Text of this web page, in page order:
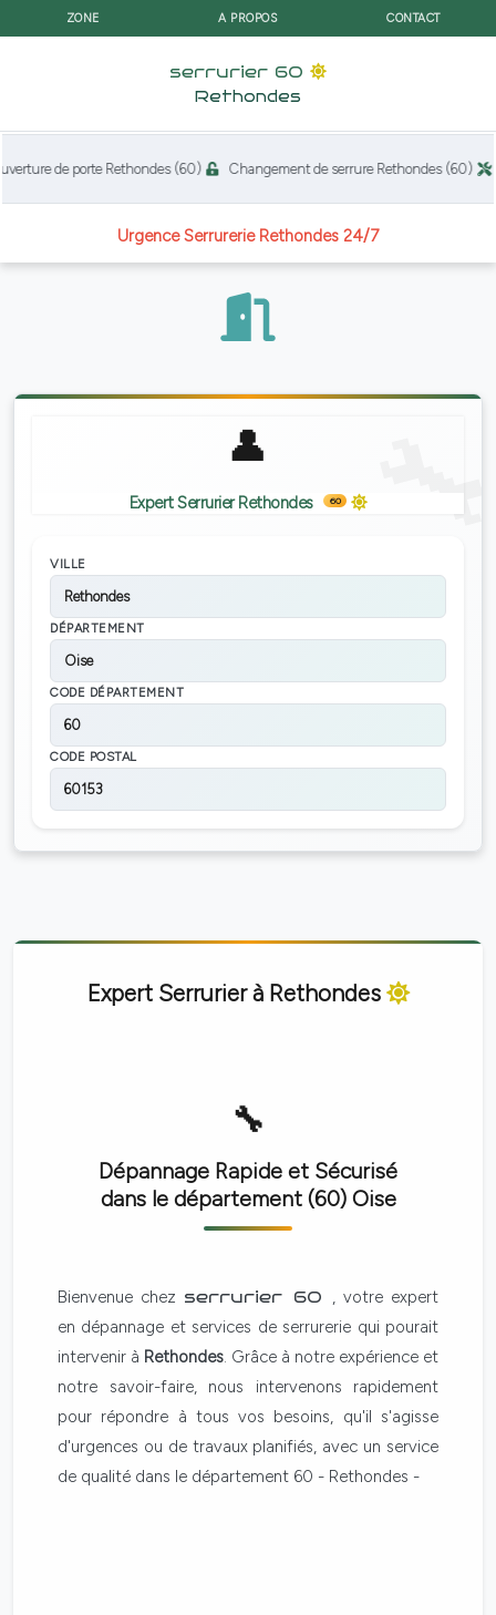
ZONE A PROPOS CONTACT
serrurier 60
Rethondes
de porte Rethondes (60) Changement de serrure Rethondes (60)
Urgence Serrurerie Rethondes 24/7
Expert Serrurier Rethondes 60
VILLE
Rethondes
DÉPARTEMENT
Oise
CODE DÉPARTEMENT
60
CODE POSTAL
60153
Expert Serrurier à Rethondes
Dépannage Rapide et Sécurisé
dans le département (60) Oise
Bienvenue chez serrurier 60 , votre expert
en dépannage et services de serrurerie qui pourait
intervenir à Rethondes. Grâce à notre expérience et
notre savoir-faire, nous intervenons rapidement
pour répondre à tous vos besoins, qu'il s'agisse
d'urgences ou de travaux planifiés, avec un service
de qualité dans le département 60 - Rethondes -